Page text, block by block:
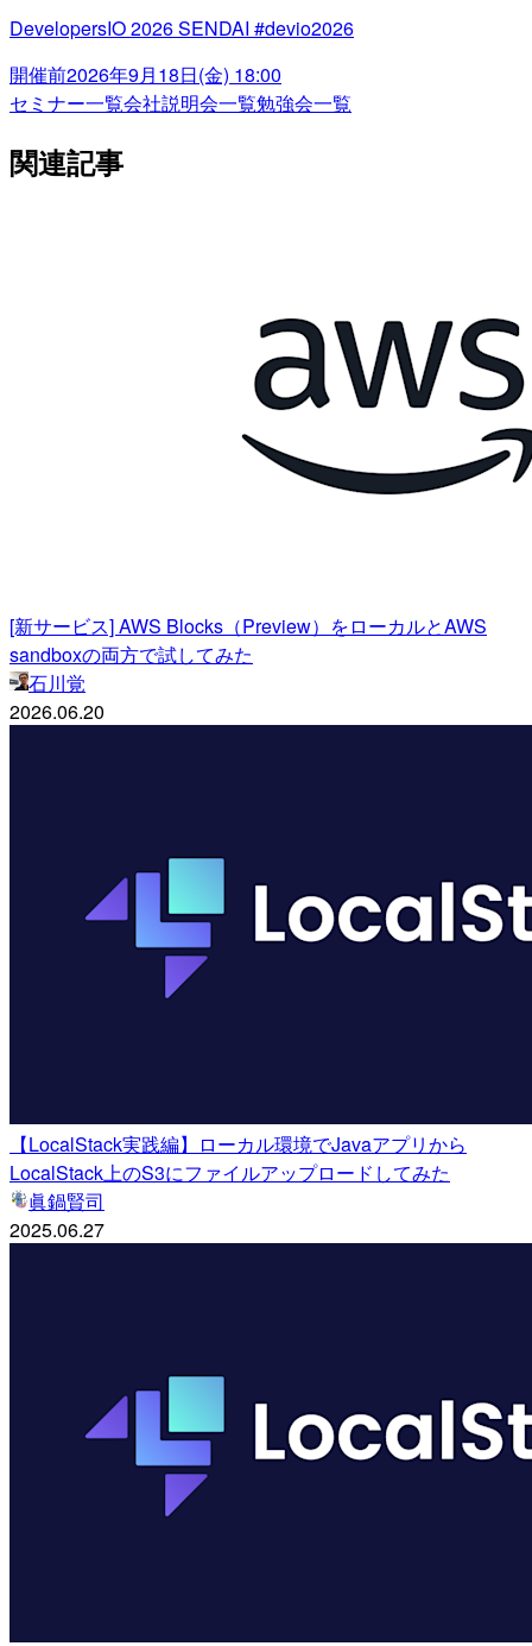
DevelopersIO 2026 SENDAI #devio2026
開催前2026年9月18日(金) 18:00
セミナー一覧会社説明会一覧勉強会一覧
関連記事
[新サービス] AWS Blocks（Preview）をローカルとAWS
sandboxの両方で試してみた
石川覚
2026.06.20
【LocalStack実践編】ローカル環境でJavaアプリから
LocalStack上のS3にファイルアップロードしてみた
眞鍋賢司
2025.06.27